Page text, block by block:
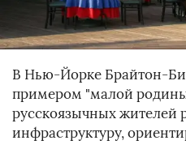
В Нью-Йорке Брайтон-
примером "малой
русскоязычных жителей
инфраструктуру,